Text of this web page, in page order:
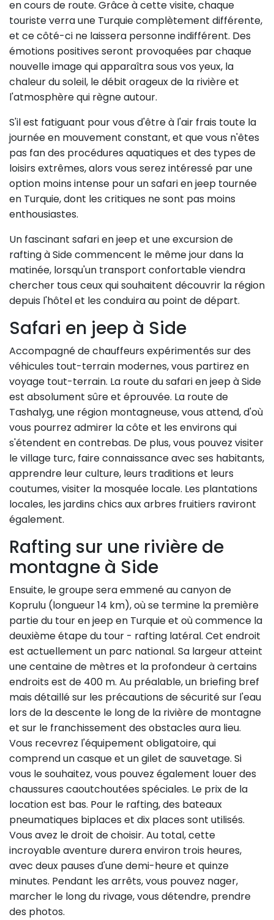
en cours de route. Grâce à cette visite, chaque
touriste verra une Turquie complètement différente,
et ce côté-ci ne laissera personne indifférent. Des
émotions positives seront provoquées par chaque
nouvelle image qui apparaîtra sous vos yeux, la
chaleur du soleil, le débit orageux de la rivière et
l'atmosphère qui règne autour.
S'il est fatiguant pour vous d'être à l'air frais toute la
journée en mouvement constant, et que vous n'êtes
pas fan des procédures aquatiques et des types de
loisirs extrêmes, alors vous serez intéressé par une
option moins intense pour un safari en jeep tournée
en Turquie, dont les critiques ne sont pas moins
enthousiastes.
Un fascinant safari en jeep et une excursion de
rafting à Side commencent le même jour dans la
matinée, lorsqu'un transport confortable viendra
chercher tous ceux qui souhaitent découvrir la région
depuis l'hôtel et les conduira au point de départ.
Safari en jeep à Side
Accompagné de chauffeurs expérimentés sur des
véhicules tout-terrain modernes, vous partirez en
voyage tout-terrain. La route du safari en jeep à Side
est absolument sûre et éprouvée. La route de
Tashalyg, une région montagneuse, vous attend, d'où
vous pourrez admirer la côte et les environs qui
s'étendent en contrebas. De plus, vous pouvez visiter
le village turc, faire connaissance avec ses habitants,
apprendre leur culture, leurs traditions et leurs
coutumes, visiter la mosquée locale. Les plantations
locales, les jardins chics aux arbres fruitiers raviront
également.
Rafting sur une rivière de
montagne à Side
Ensuite, le groupe sera emmené au canyon de
Koprulu (longueur 14 km), où se termine la première
partie du tour en jeep en Turquie et où commence la
deuxième étape du tour - rafting latéral. Cet endroit
est actuellement un parc national. Sa largeur atteint
une centaine de mètres et la profondeur à certains
endroits est de 400 m. Au préalable, un briefing bref
mais détaillé sur les précautions de sécurité sur l'eau
lors de la descente le long de la rivière de montagne
et sur le franchissement des obstacles aura lieu.
Vous recevrez l'équipement obligatoire, qui
comprend un casque et un gilet de sauvetage. Si
vous le souhaitez, vous pouvez également louer des
chaussures caoutchoutées spéciales. Le prix de la
location est bas. Pour le rafting, des bateaux
pneumatiques biplaces et dix places sont utilisés.
Vous avez le droit de choisir. Au total, cette
incroyable aventure durera environ trois heures,
avec deux pauses d'une demi-heure et quinze
minutes. Pendant les arrêts, vous pouvez nager,
marcher le long du rivage, vous détendre, prendre
des photos.